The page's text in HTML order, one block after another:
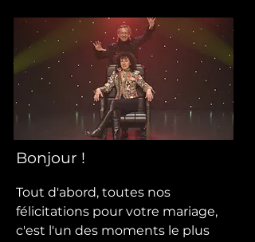
Bonjour !
Tout d'abord, toutes nos
félicitations pour votre mariage,
c'est l'un des moments le plus